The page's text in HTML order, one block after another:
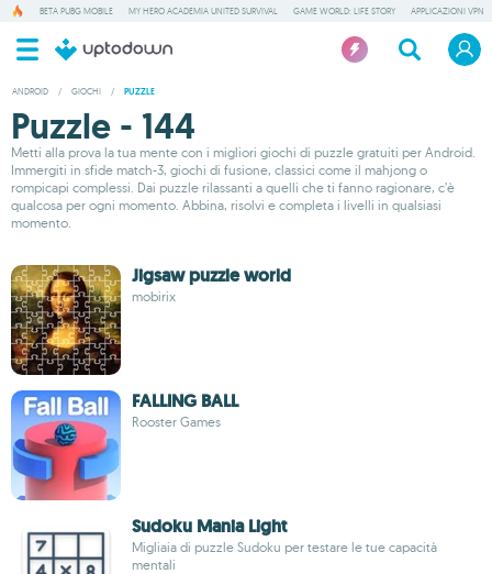
BETA PUBG MOBILE MY HERO ACADEMIA UNITED SURVIVAL GAME WORLD: LIFE STORY APPLICAZIONI VPN
ANDROID / GIOCHI / PUZZLE
Puzzle - 144
Metti alla prova la tua mente con i migliori giochi di puzzle gratuiti per Android.
Immergiti in sfide match-3, giochi di fusione, classici come il mahjong o
rompicapi complessi. Dai puzzle rilassanti a quelli che ti fanno ragionare, c’è
qualcosa per ogni momento. Abbina, risolvi e completa i livelli in qualsiasi
momento.
Jigsaw puzzle world
mobirix
FALLING BALL
Rooster Games
Sudoku Mania Light
Migliaia di puzzle Sudoku per testare le tue capacità
mentali